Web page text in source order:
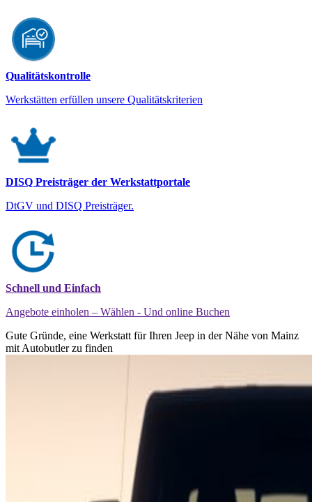
Qualitätskontrolle
Werkstätten erfüllen unsere Qualitätskriterien
DISQ Preisträger der Werkstattportale
DtGV und DISQ Preisträger.
Schnell und Einfach
Angebote einholen – Wählen - Und online Buchen
Gute Gründe, eine Werkstatt für Ihren Jeep in der Nähe von Mainz
mit Autobutler zu finden